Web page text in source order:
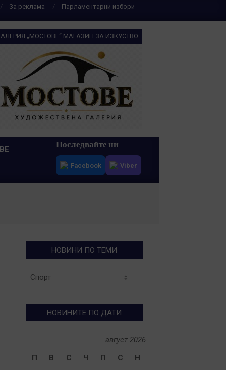
За реклама Парламентарни избори
„МОСТОВЕ“ МАГАЗИН ЗА ИЗКУСТВО
Последвайте ни
Facebook Viber
НОВИНИ ПО ТЕМИ
Новини
НОВИНИТЕ ПО ДАТИ
август 2026
П
В С Ч П С Н